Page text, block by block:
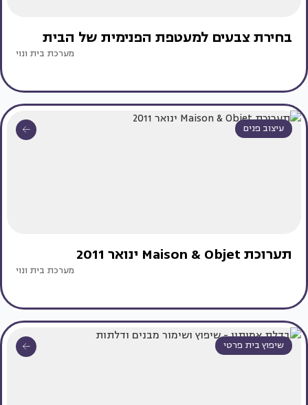
בחירת צבעים למעטפת הפנימית של הבית
מערכת בית ונוי
עיצוב פנים
תערוכת Maison & Objet ינואר 2011
מערכת בית ונוי
שיפוץ בית פרטי